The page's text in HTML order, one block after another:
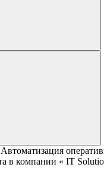
Автоматизация
в компании « IT